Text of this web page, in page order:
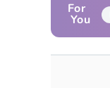
For
You